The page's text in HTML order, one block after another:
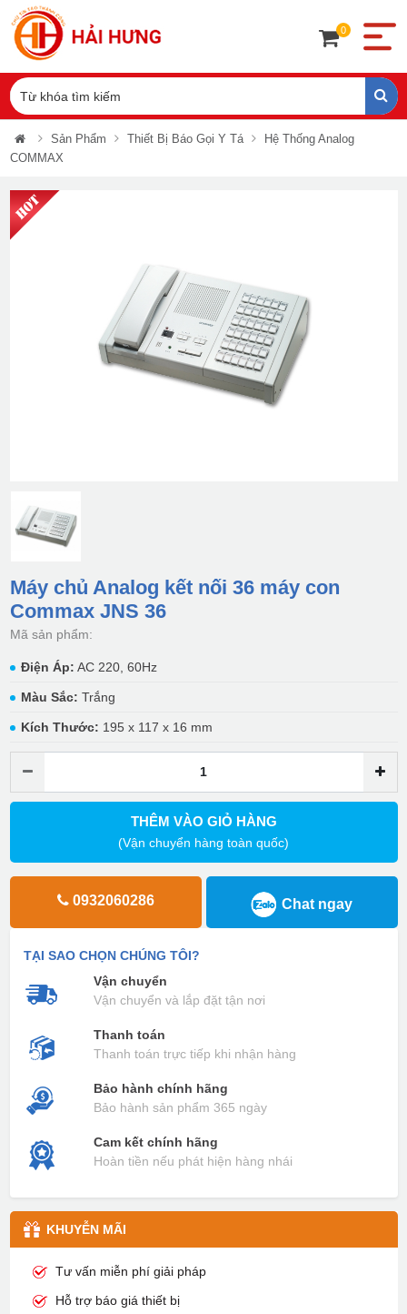
0
Sản Phẩm Thiết Bị Báo Gọi Y Tá
Hệ Thống Analog
COMMAX
Máy chủ Analog kết nối 36 máy con
Commax JNS 36
Mã sản phẩm:
Điện Áp: AC 220, 60Hz
Màu Sắc: Trắng
Kích Thước: 195 x 117 x 16 mm
THÊM VÀO GIỎ HÀNG
(Vận chuyển hàng toàn quốc)
0932060286 Chat ngay
TẠI SAO CHỌN CHÚNG TÔI?
Vận chuyển
Vận chuyển và lắp đặt tận nơi
Thanh toán
Thanh toán trực tiếp khi nhận hàng
Bảo hành chính hãng
Bảo hành sản phẩm 365 ngày
Cam kết chính hãng
Hoàn tiền nếu phát hiện hàng nhái
KHUYỄN MÃI
Tư vấn miễn phí giải pháp
Hỗ trợ báo giá thiết bị